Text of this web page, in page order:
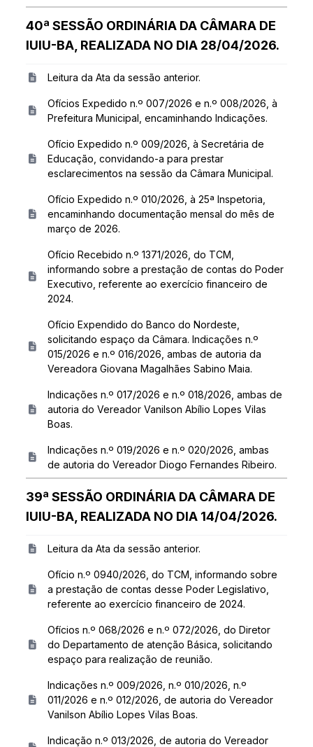
40ª SESSÃO ORDINÁRIA DA CÂMARA DE
IUIU-BA, REALIZADA NO DIA 28/04/2026.
Leitura da Ata da sessão anterior.
Ofícios Expedido n.º 007/2026 e n.º 008/2026, à
Prefeitura Municipal, encaminhando Indicações.
Ofício Expedido n.º 009/2026, à Secretária de
Educação, convidando-a para prestar
esclarecimentos na sessão da Câmara Municipal.
Ofício Expedido n.º 010/2026, à 25ª Inspetoria,
encaminhando documentação mensal do mês de
março de 2026.
Ofício Recebido n.º 1371/2026, do TCM,
informando sobre a prestação de contas do Poder
Executivo, referente ao exercício financeiro de
2024.
Ofício Expendido do Banco do Nordeste,
solicitando espaço da Câmara. Indicações n.º
015/2026 e n.º 016/2026, ambas de autoria da
Vereadora Giovana Magalhães Sabino Maia.
Indicações n.º 017/2026 e n.º 018/2026, ambas de
autoria do Vereador Vanilson Abílio Lopes Vilas
Boas.
Indicações n.º 019/2026 e n.º 020/2026, ambas
de autoria do Vereador Diogo Fernandes Ribeiro.
39ª SESSÃO ORDINÁRIA DA CÂMARA DE
IUIU-BA, REALIZADA NO DIA 14/04/2026.
Leitura da Ata da sessão anterior.
Ofício n.º 0940/2026, do TCM, informando sobre
a prestação de contas desse Poder Legislativo,
referente ao exercício financeiro de 2024.
Ofícios n.º 068/2026 e n.º 072/2026, do Diretor
do Departamento de atenção Básica, solicitando
espaço para realização de reunião.
Indicações n.º 009/2026, n.º 010/2026, n.º
011/2026 e n.º 012/2026, de autoria do Vereador
Vanilson Abílio Lopes Vilas Boas.
Indicação n.º 013/2026, de autoria do Vereador